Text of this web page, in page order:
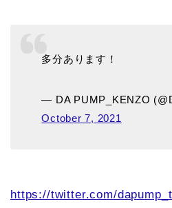
多分あります！
— DA PUMP_KENZO
October 7, 2021
https://twitter.com/